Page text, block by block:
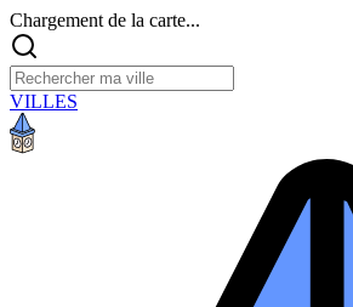
Chargement de la carte...
VILLES